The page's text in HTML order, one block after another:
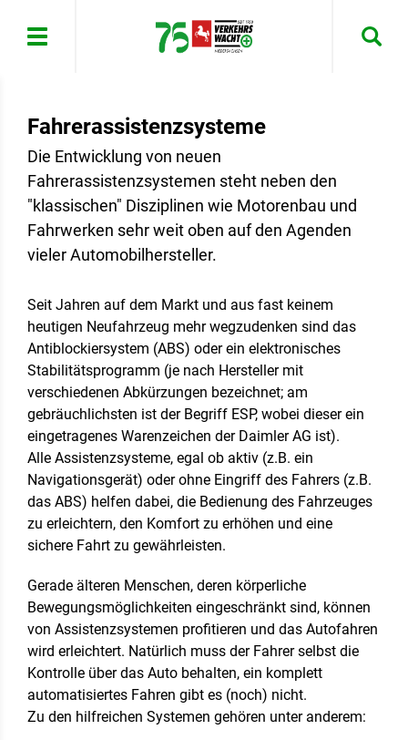
Fahrerassistenzsysteme
Die Entwicklung von neuen
Fahrerassistenzsystemen steht neben den
"klassischen" Disziplinen wie Motorenbau und
Fahrwerken sehr weit oben auf den Agenden
vieler Automobilhersteller.
Seit Jahren auf dem Markt und aus fast keinem
heutigen Neufahrzeug mehr wegzudenken sind das
Antiblockiersystem (ABS) oder ein elektronisches
Stabilitätsprogramm (je nach Hersteller mit
verschiedenen Abkürzungen bezeichnet; am
gebräuchlichsten ist der Begriff ESP, wobei dieser ein
eingetragenes Warenzeichen der Daimler AG ist).
Alle Assistenzsysteme, egal ob aktiv (z.B. ein
Navigationsgerät) oder ohne Eingriff des Fahrers (z.B.
das ABS) helfen dabei, die Bedienung des Fahrzeuges
zu erleichtern, den Komfort zu erhöhen und eine
sichere Fahrt zu gewährleisten.
Gerade älteren Menschen, deren körperliche
Bewegungsmöglichkeiten eingeschränkt sind, können
von Assistenzsystemen profitieren und das Autofahren
wird erleichtert. Natürlich muss der Fahrer selbst die
Kontrolle über das Auto behalten, ein komplett
automatisiertes Fahren gibt es (noch) nicht.
Zu den hilfreichen Systemen gehören unter anderem: